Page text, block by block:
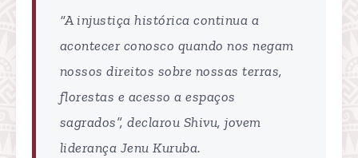
“A injustiça histórica continua a
acontecer conosco quando nos negam
nossos direitos sobre nossas terras,
florestas e acesso a espaços
sagrados”, declarou Shivu, jovem
liderança Jenu Kuruba.